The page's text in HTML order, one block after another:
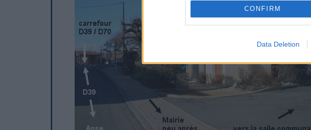
CONFIRM
Data Deletion